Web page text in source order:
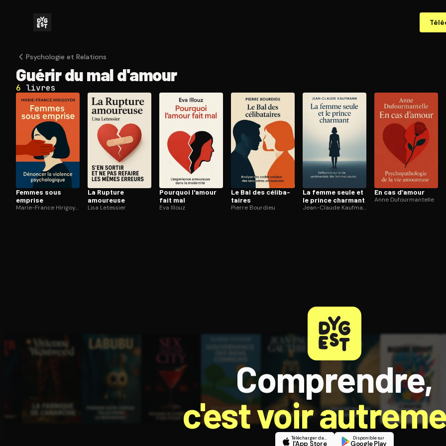
Psychologie et Relations
Guérir du mal d'amour
6 livres
Femmes sous
emprise
Marie-France Hirigoyen
La Rupture
amoureuse
Lisa Letessier
Pourquoi l'amour
fait mal
Eva Illouz
Le Bal des cé­li­ba­
taires
Pierre Bourdieu
La femme seule et
le prince charmant
Jean-Claude Kaufmann
En cas d’amour
Anne Dufourmantelle
Comprendre,
c'est voir
Télécharger dans
l'App Store
Disponible sur
Google Play